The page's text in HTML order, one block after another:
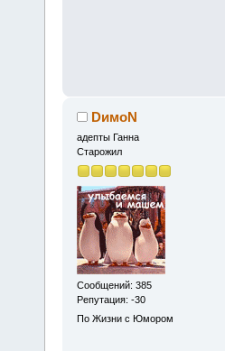
DимоN
адепты Ганна
Старожил
Сообщений: 385
Репутация: -30
По Жизни с Юмором